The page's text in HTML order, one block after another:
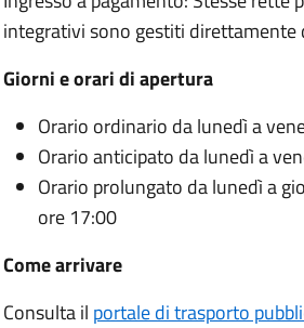
integrativi sono gestiti direttamente
Giorni e orari di apertura
Orario ordinario da lunedì a
Orario anticipato da lunedì a
Orario prolungato da lunedì a
ore 17:00
Come arrivare
Consulta il portale di trasporto